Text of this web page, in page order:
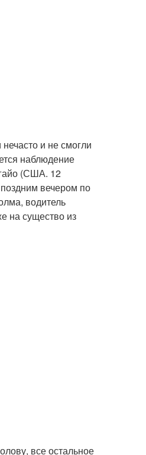
и не смогли
наблюдение
(США. 12
вечером по
водитель
на существо из
все остальное